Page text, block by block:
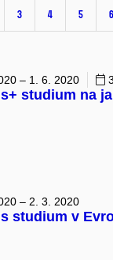
3 4 5 6
– 1. 6. 2020
studium na
– 2. 3. 2020
studium v